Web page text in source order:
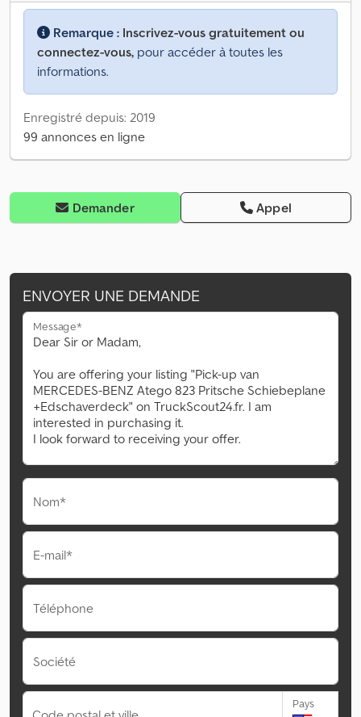
Remarque : Inscrivez-vous gratuitement ou
connectez-vous, pour accéder à toutes les
informations.
Enregistré depuis: 2019
99 annonces en ligne
Demander Appel
ENVOYER UNE DEMANDE
Message*
Nom*
E-mail*
Téléphone
Société
Pays